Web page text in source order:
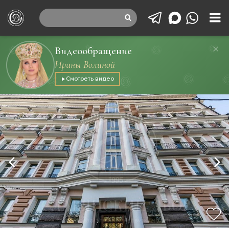
Видеообращение
Ирины Волиной
Смотреть видео